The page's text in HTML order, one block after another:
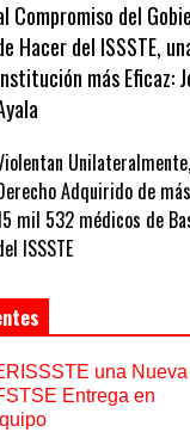
Compromiso del
Hacer del ISSSTE,
más Eficaz:
Adquirido de
mil 532 médicos de
ISSSTE
una Nueva
Entrega en